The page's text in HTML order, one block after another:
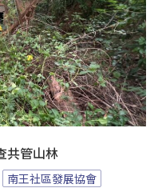
共管山林
南王社區發展協會